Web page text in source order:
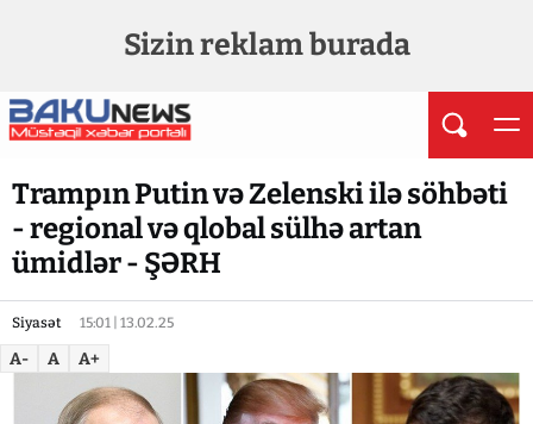
Sizin reklam burada
Trampın Putin və Zelenski ilə söhbəti
- regional və qlobal sülhə artan
ümidlər - ŞƏRH
Siyasət 15:01 | 13.02.25
A- A A+